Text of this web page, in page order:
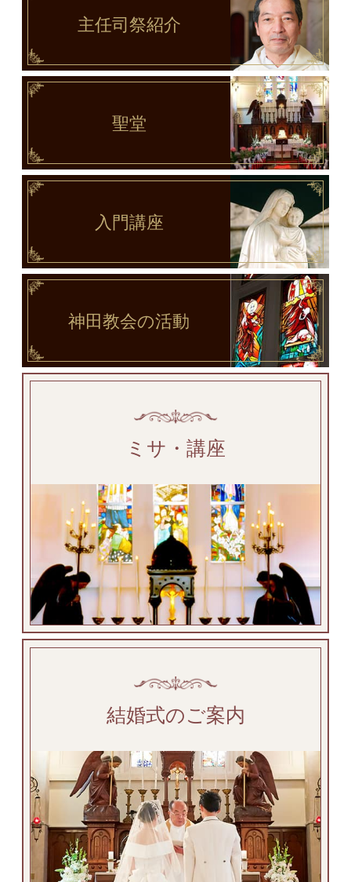
主任司祭紹介
聖堂
入門講座
神田教会の活動
ミサ・講座
結婚式のご案内